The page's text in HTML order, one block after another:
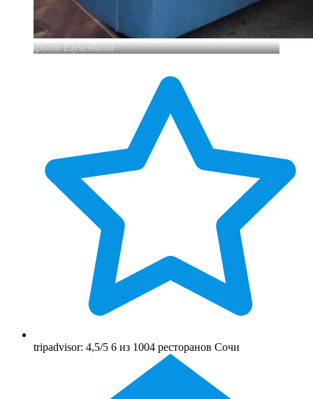
фото Elysenkova
tripadvisor: 4,5/5 6 из 1004 ресторанов Сочи